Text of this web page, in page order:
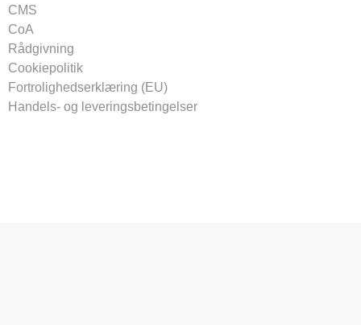
CMS
CoA
Rådgivning
Cookiepolitik
Fortrolighedserklæring (EU)
Handels- og leveringsbetingelser